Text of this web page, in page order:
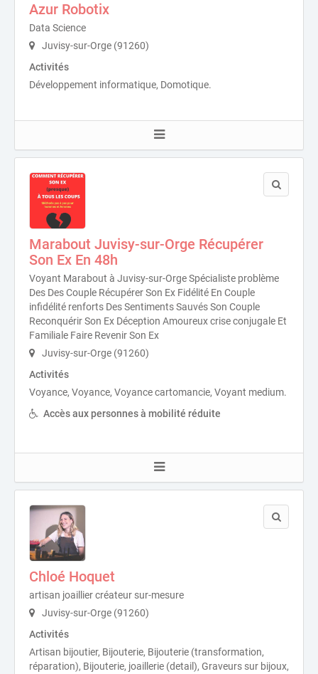
Azur Robotix
Data Science
Juvisy-sur-Orge (91260)
Activités
Développement informatique, Domotique.
Marabout Juvisy-sur-Orge Récupérer
Son Ex En 48h
Voyant Marabout à Juvisy-sur-Orge Spécialiste problème
Des Des Couple Récupérer Son Ex Fidélité En Couple
infidélité renforts Des Sentiments Sauvés Son Couple
Reconquérir Son Ex Déception Amoureux crise conjugale Et
Familiale Faire Revenir Son Ex
Juvisy-sur-Orge (91260)
Activités
Voyance, Voyance, Voyance cartomancie, Voyant medium.
Accès aux personnes à mobilité réduite
Chloé Hoquet
artisan joaillier créateur sur-mesure
Juvisy-sur-Orge (91260)
Activités
Artisan bijoutier, Bijouterie, Bijouterie (transformation,
réparation), Bijouterie, joaillerie (detail), Graveurs sur bijoux,